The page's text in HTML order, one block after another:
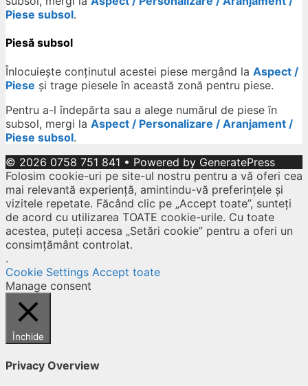
Piese subsol.
Piesă subsol
Înlocuiește conținutul acestei piese mergând la Aspect /
Piese și trage piesele în această zonă pentru piese.
Pentru a-l îndepărta sau a alege numărul de piese în
subsol, mergi la Aspect / Personalizare / Aranjament /
Piese subsol.
© 2026 0758 751 841 • Powered by GeneratePress
Folosim cookie-uri pe site-ul nostru pentru a vă oferi cea
mai relevantă experiență, amintindu-vă preferințele și
vizitele repetate. Făcând clic pe „Accept toate”, sunteți
de acord cu utilizarea TOATE cookie-urile. Cu toate
acestea, puteți accesa „Setări cookie” pentru a oferi un
consimțământ controlat.
.
Cookie Settings Accept toate
Manage consent
Închide
Privacy Overview